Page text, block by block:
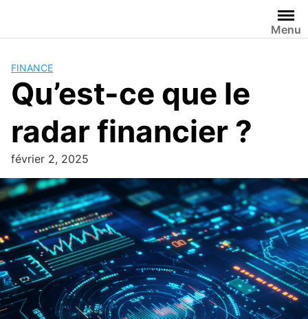
contenu
Menu
FINANCE
Qu’est-ce que le
radar financier ?
février 2, 2025